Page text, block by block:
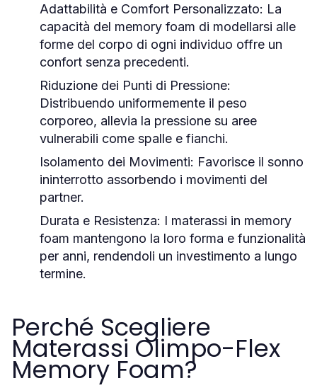
Adattabilità e Comfort Personalizzato: La
capacità del memory foam di modellarsi alle
forme del corpo di ogni individuo offre un
confort senza precedenti.
Riduzione dei Punti di Pressione:
Distribuendo uniformemente il peso
corporeo, allevia la pressione su aree
vulnerabili come spalle e fianchi.
Isolamento dei Movimenti: Favorisce il sonno
ininterrotto assorbendo i movimenti del
partner.
Durata e Resistenza: I materassi in memory
foam mantengono la loro forma e funzionalità
per anni, rendendoli un investimento a lungo
termine.
Perché Scegliere
Materassi Olimpo-Flex
Memory Foam?